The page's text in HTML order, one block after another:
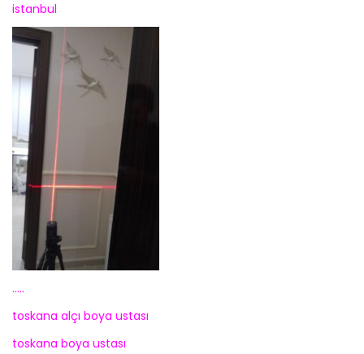
istanbul
…..
toskana alçı boya ustası
toskana boya ustası